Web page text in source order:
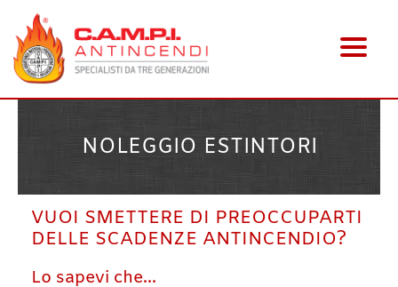
contenuto
NOLEGGIO ESTINTORI
VUOI SMETTERE DI PREOCCUPARTI
DELLE SCADENZE ANTINCENDIO?
Lo sapevi che…